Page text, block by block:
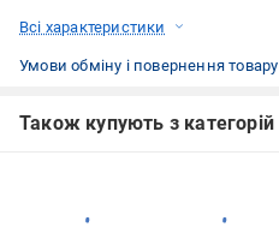
Всі характеристики
Умови обміну і повернення товару
Також купують з категорій